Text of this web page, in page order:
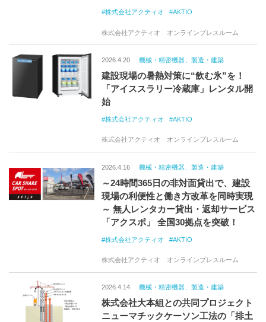
株式会社アクティオ AKTIO
株式会社アクティオ オンラインプレスルーム
2026.4.20 機械・精密機器、製造・建築
建設現場の暑熱対策に“飲む氷”を！
「アイススラリー冷蔵庫」レンタル開
始
株式会社アクティオ AKTIO
株式会社アクティオ オンラインプレスルーム
2026.4.16 機械・精密機器、製造・建築
～24時間365日の非対面貸出で、建設
現場の利便性と働き方改革を同時実現
～ 無人レンタカー貸出・返却サービス
「アクスポ」 全国30拠点を突破！
株式会社アクティオ AKTIO
株式会社アクティオ オンラインプレスルーム
2026.4.14 機械・精密機器、製造・建築
株式会社大本組との共同プロジェクト
ニューマチックケーソン工法の「排土